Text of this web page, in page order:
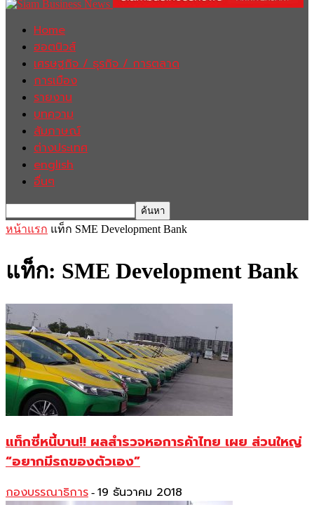
Home
ฮอตนิวส์
เศรษฐกิจ / ธุรกิจ / การตลาด
การเมือง
รายงาน
บทความ
สัมภาษณ์
ต่างประเทศ
english
อื่นๆ
หน้าแรก แท็ก SME Development Bank
แท็ก: SME Development Bank
แท็กซี่หนี้บาน!! ผลสำรวจหอการค้าไทย เผย ส่วนใหญ่
“อยากมีรถของตัวเอง”
กองบรรณาธิการ - 19 ธันวาคม 2018